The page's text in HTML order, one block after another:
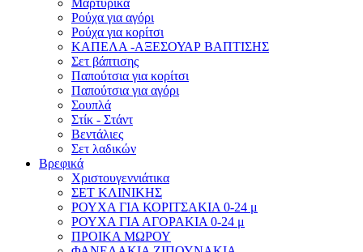
Μαρτυρικά
Ρούχα για αγόρι
Ρούχα για κορίτσι
ΚΑΠΕΛΑ -ΑΞΕΣΟΥΑΡ ΒΑΠΤΙΣΗΣ
Σετ βάπτισης
Παπούτσια για κορίτσι
Παπούτσια για αγόρι
Σουπλά
Στίκ - Στάντ
Βεντάλιες
Σετ λαδικών
Βρεφικά
Χριστουγεννιάτικα
ΣΕΤ ΚΛΙΝΙΚΗΣ
ΡΟΥΧΑ ΓΙΑ ΚΟΡΙΤΣΑΚΙΑ 0-24 μ
ΡΟΥΧΑ ΓΙΑ ΑΓΟΡΑΚΙΑ 0-24 μ
ΠΡΟΙΚΑ ΜΩΡΟΥ